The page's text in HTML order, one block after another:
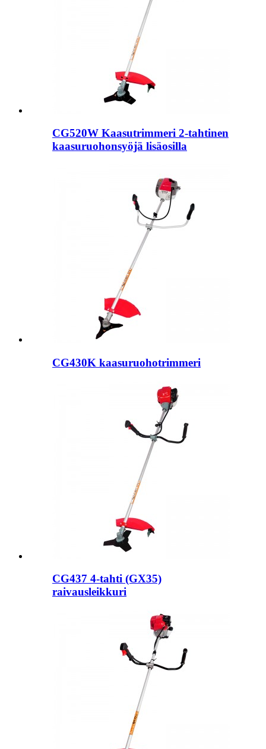
CG520W Kaasutrimmeri 2-tahtinen
kaasuruohonsyöjä lisäosilla
CG430K kaasuruohotrimmeri
CG437 4-tahti (GX35)
raivausleikkuri